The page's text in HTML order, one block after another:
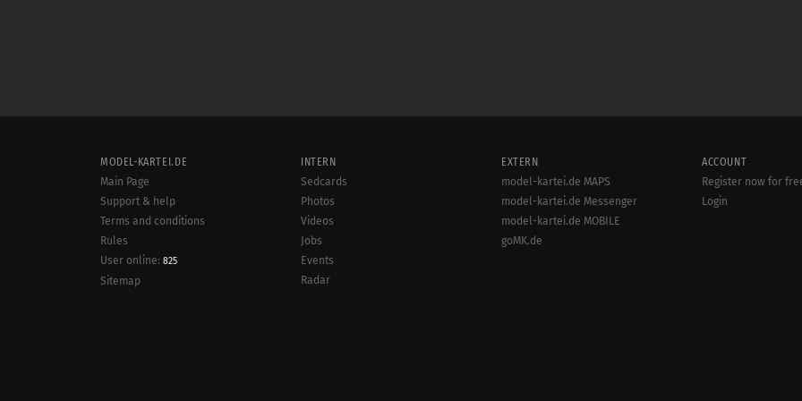
MODEL-KARTEI.DE
Main Page
Support & help
Terms and conditions
Rules
User online: 825
Sitemap
INTERN
Sedcards
Photos
Videos
Jobs
Events
Radar
EXTERN
model-kartei.de MAPS
model-kartei.de Messenger
model-kartei.de MOBILE
goMK.de
ACCOUNT
Register now for
Login